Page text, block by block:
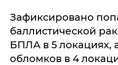
Зафиксировано
баллистической
БПЛА в 5 локациях,
обломков в 4